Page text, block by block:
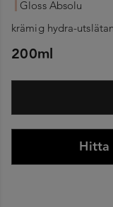
Gloss Absolu
krämig hydra-
200ml
Hitta